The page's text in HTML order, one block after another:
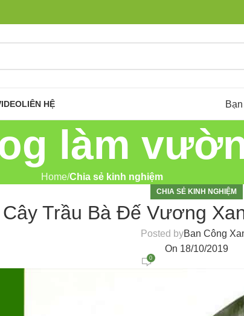
LIÊN HỆ
làm
Home Chia sẻ kinh nghiệm
CHIA SẺ KINH NGHIỆM
Cây Trầu Bà Đế Vương
Posted byBan Công
On 18/10/2019
0